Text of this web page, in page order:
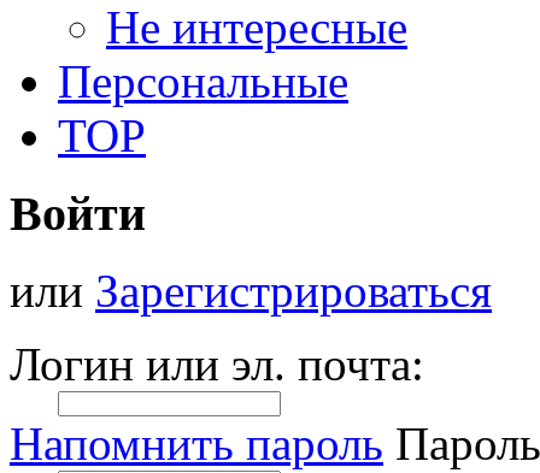
Не интересные
Персональные
TOP
Войти
или Зарегистрироваться
Логин или эл. почта:
Напомнить пароль